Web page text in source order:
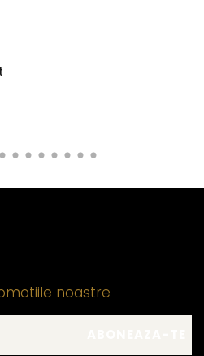
noastre